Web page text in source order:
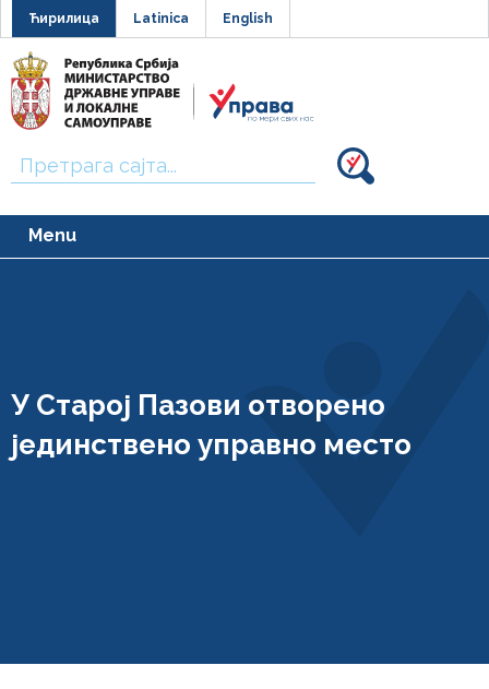
Ћирилица Latinica English
Тражи:
Menu
У Старој Пазови отворено
јединствено управно место